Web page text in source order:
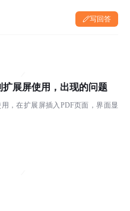
写回答
展屏使用，出现的问题
，在扩展屏插入PDF页面，界面显